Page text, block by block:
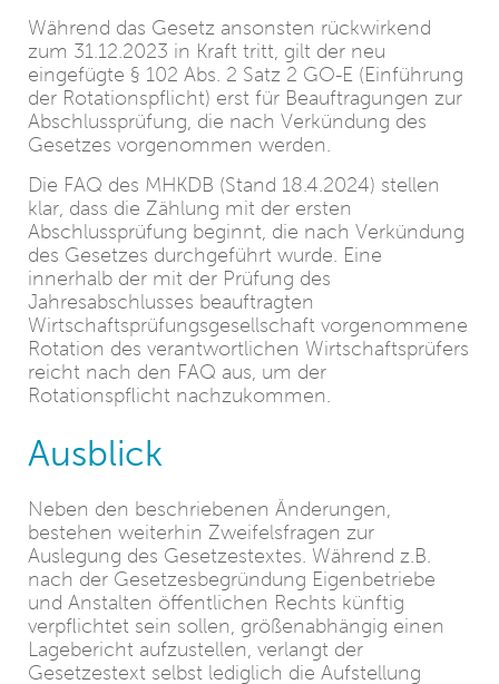
Während das Gesetz ansonsten rückwirkend
zum 31.12.2023 in Kraft tritt, gilt der neu
eingefügte § 102 Abs. 2 Satz 2 GO-E (Einführung
der Rotationspflicht) erst für Beauftragungen zur
Abschlussprüfung, die nach Verkündung des
Gesetzes vorgenommen werden.
Die FAQ des MHKDB (Stand 18.4.2024) stellen
klar, dass die Zählung mit der ersten
Abschlussprüfung beginnt, die nach Verkündung
des Gesetzes durchgeführt wurde. Eine
innerhalb der mit der Prüfung des
Jahresabschlusses beauftragten
Wirtschaftsprüfungsgesellschaft vorgenommene
Rotation des verantwortlichen Wirtschaftsprüfers
reicht nach den FAQ aus, um der
Rotationspflicht nachzukommen.
Ausblick
Neben den beschriebenen Änderungen,
bestehen weiterhin Zweifelsfragen zur
Auslegung des Gesetzestextes. Während z.B.
nach der Gesetzesbegründung Eigenbetriebe
und Anstalten öffentlichen Rechts künftig
verpflichtet sein sollen, größenabhängig einen
Lagebericht aufzustellen, verlangt der
Gesetzestext selbst lediglich die Aufstellung